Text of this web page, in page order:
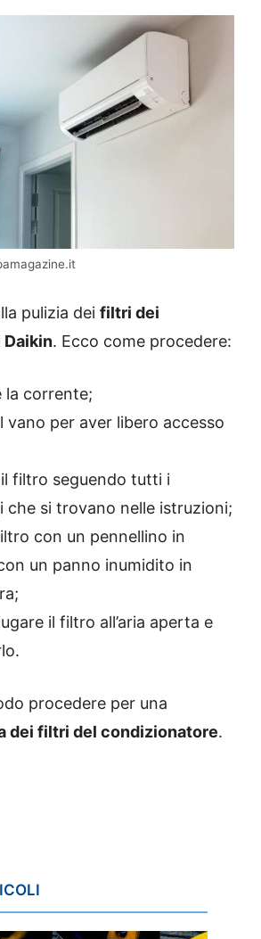
pulizia dei filtri dei
. Ecco come procedere:
la corrente;
vano per aver libero accesso
filtro seguendo tutti i
che si trovano nelle istruzioni;
con un pennellino in
un panno inumidito in
il filtro all’aria aperta e
procedere per una
dei filtri del condizionatore.